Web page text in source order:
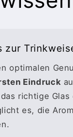
zur
optimalen
Eindruck
richtige
es, die